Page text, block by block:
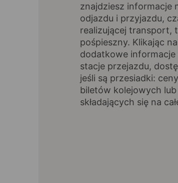
znajdziesz informacje
odjazdu i przyjazdu,
realizującej transport,
pośpieszny. Klikając
dodatkowe
stacje przejazdu,
jeśli są przesiadki:
biletów kolejowych
składających się na